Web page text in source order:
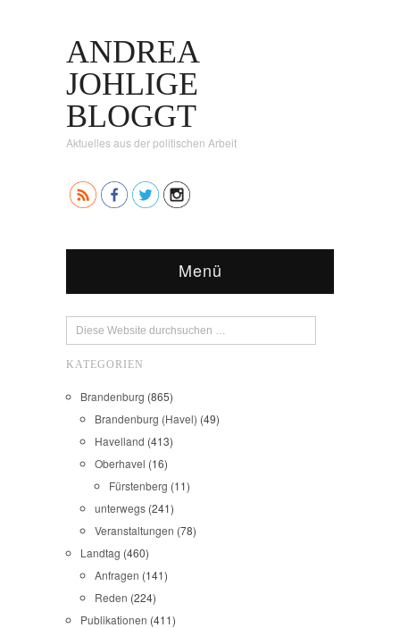
ANDREA
JOHLIGE
BLOGGT
Aktuelles aus der politischen Arbeit
Menü
KATEGORIEN
Brandenburg (865)
Brandenburg (Havel) (49)
Havelland (413)
Oberhavel (16)
Fürstenberg (11)
unterwegs (241)
Veranstaltungen (78)
Landtag (460)
Anfragen (141)
Reden (224)
Publikationen (411)